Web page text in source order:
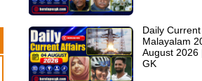
Daily
Malayalam
August 2026
GK